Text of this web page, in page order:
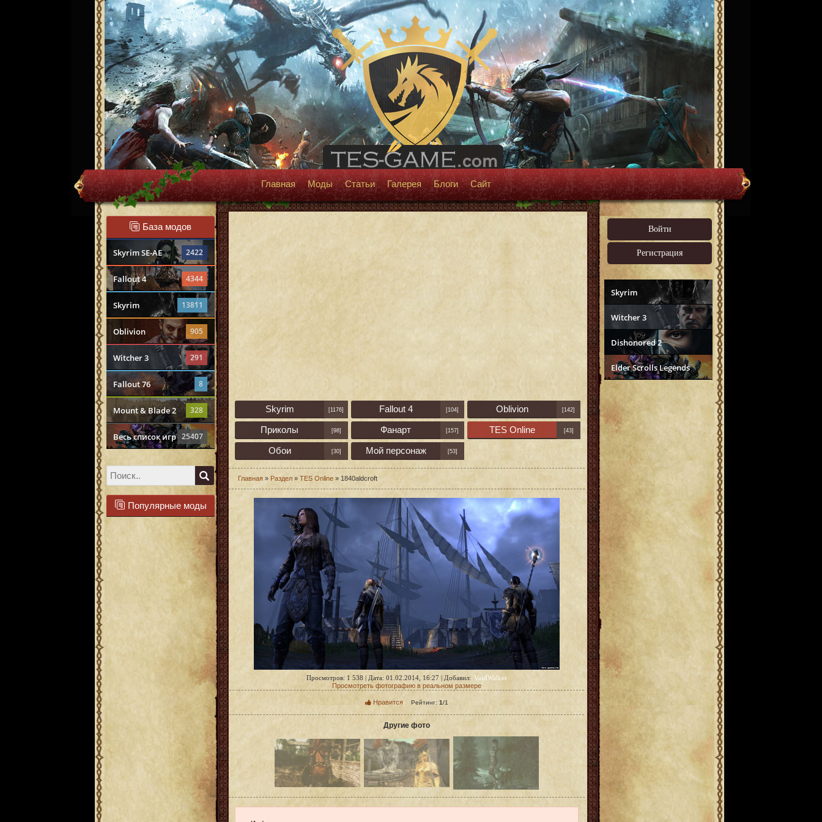
Главная Моды Статьи Галерея Блоги Сайт
База модов
Skyrim SE-AE 2422
Fallout 4 4344
Skyrim 13811
Oblivion 905
Witcher 3 291
Fallout 76 8
Mount & Blade 2 328
Весь список игр 25407
Популярные моды
Войти
Регистрация
Skyrim
Witcher 3
Dishonored 2
Elder Scrolls Legends
Skyrim [1176] Fallout 4 [104] Oblivion [142]
Приколы [98] Фанарт [157] TES Online [43]
Обои [30] Мой персонаж [53]
Главная » Раздел » TES Online » 1840aldcroft
Просмотров: 1 538 | Дата: 01.02.2014, 16:27 | Добавил: VoidWalker
Просмотреть фотографию в реальном размере
Нравится Рейтинг: 1/1
Другие фото